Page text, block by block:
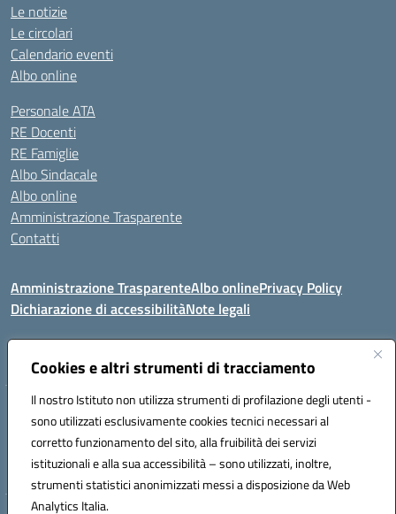
Cookies e altri strumenti di tracciamento
Il nostro Istituto non utilizza strumenti di profilazione degli utenti -
sono utilizzati esclusivamente cookies tecnici necessari al
corretto funzionamento del sito, alla fruibilità dei servizi
istituzionali e alla sua accessibilità – sono utilizzati, inoltre,
strumenti statistici anonimizzati messi a disposizione da Web
Analytics Italia.
Le notizie
Le circolari
Calendario eventi
Albo online
Personale ATA
RE Docenti
RE Famiglie
Albo Sindacale
Albo online
Amministrazione Trasparente
Contatti
Amministrazione TrasparenteAlbo onlinePrivacy Policy
Dichiarazione di accessibilitàNote legali
Codice fiscale: 81000450908 Codice meccanografico: SSIC80600X
Telefono: 079714035 Fax: 079716128
Mail: SSIC80600X@istruzione.it PEC: SSIC80600X@pec.istruzione.it